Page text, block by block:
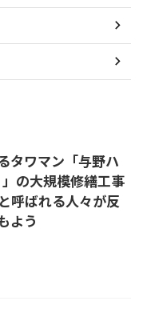
タワマン「与野ハ
の大規模修繕工事
呼ばれる人々が反
よう